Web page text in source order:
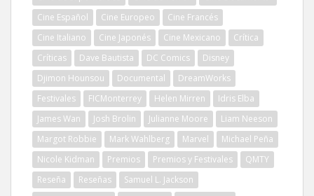
Cine Español
Cine Europeo
Cine Francés
Cine Italiano
Cine Japonés Cine Mexicano
Crítica
Críticas
Dave Bautista DC Comics
Disney
Djimon Hounsou
Documental
DreamWorks
Festivales
FICMonterrey Helen Mirren
Idris Elba
James Wan
Josh Brolin Julianne Moore
Liam Neeson
Margot Robbie
Mark Wahlberg Marvel
Michael Peña
Nicole Kidman
Premios Premios y Festivales
QMTY
Reseña
Reseñas
Samuel L. Jackson